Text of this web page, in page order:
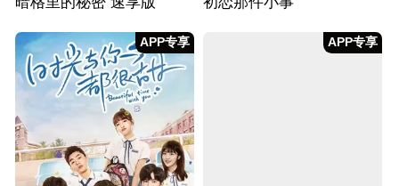
APP专享 APP专享